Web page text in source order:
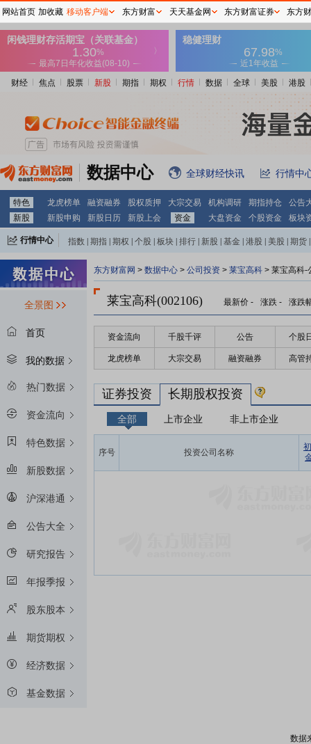
财经 焦点 股票 新股 期指 期权 行情 数据 全球 美股 港股
数据中心 全球财经快讯 行情中
特色 龙虎榜单 融资融券 股权质押 大宗交易 机构调研 期指持仓
公告
新股
新股申购 新股日历 新股上会 资金 大盘资金 个股资金 板块
行情中心 指数 期指 期权 个股 板块 排行 新股 基金 港股 美股 期货
全景图
首页
我的数据
热门数据
资金流向
特色数据
新股数据
沪深港通
公告大全
研究报告
年报季报
股东股本
期货期权
经济数据
基金数据
东方财富网 > 数据中心 > 公司投资 > 莱宝高科 > 莱宝高科-
莱宝高科(002106) 最新价 - 涨跌 - 涨跌
资金流向 千股千评 公告 个股
龙虎榜单 大宗交易 融资融券 高管
证券投资 长期股权投资
全部 上市企业 非上市企业
序号 投资公司名称
数据
网站首页 加收藏 移动客户端 东方财富 天天基金网 东方财富证券 东方